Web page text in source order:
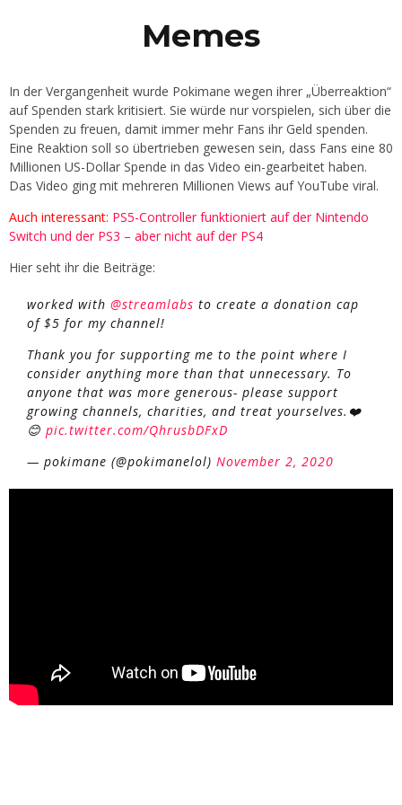
Memes
In der Vergangenheit wurde Pokimane wegen ihrer „Überreaktion“
auf Spenden stark kritisiert. Sie würde nur vorspielen, sich über die
Spenden zu freuen, damit immer mehr Fans ihr Geld spenden.
Eine Reaktion soll so übertrieben gewesen sein, dass Fans eine 80
Millionen US-Dollar Spende in das Video ein-gearbeitet haben.
Das Video ging mit mehreren Millionen Views auf YouTube viral.
Auch interessant: PS5-Controller funktioniert auf der Nintendo
Switch und der PS3 – aber nicht auf der PS4
Hier seht ihr die Beiträge:
worked with @streamlabs to create a donation cap
of $5 for my channel!
Thank you for supporting me to the point where I
consider anything more than that unnecessary. To
anyone that was more generous- please support
growing channels, charities, and treat yourselves.❤️
😊 pic.twitter.com/QhrusbDFxD
— pokimane (@pokimanelol) November 2, 2020